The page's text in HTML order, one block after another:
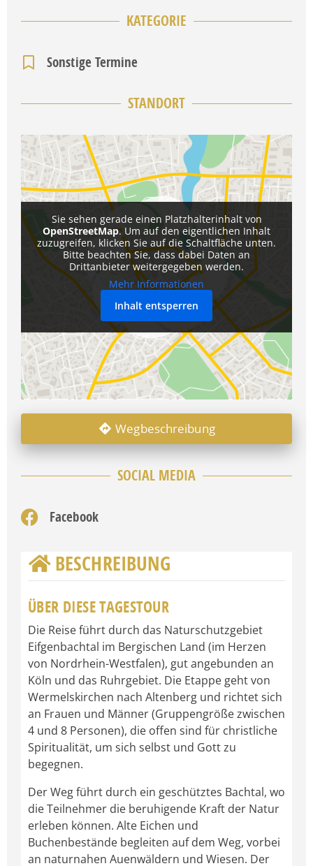
KATEGORIE
Sonstige Termine
STANDORT
Sie sehen gerade einen Platzhalterinhalt von
OpenStreetMap. Um auf den eigentlichen Inhalt
zuzugreifen, klicken Sie auf die Schaltfläche unten.
Bitte beachten Sie, dass dabei Daten an
Drittanbieter weitergegeben werden.
Mehr Informationen
Inhalt entsperren
Wegbeschreibung
SOCIAL MEDIA
Facebook
BESCHREIBUNG
ÜBER DIESE TAGESTOUR
Die Reise führt durch das Naturschutzgebiet
Eifgenbachtal im Bergischen Land (im Herzen
von Nordrhein-Westfalen), gut angebunden an
Köln und das Ruhrgebiet. Die Etappe geht von
Wermelskirchen nach Altenberg und richtet sich
an Frauen und Männer (Gruppengröße zwischen
4 und 8 Personen), die offen sind für christliche
Spiritualität, um sich selbst und Gott zu
begegnen.
Der Weg führt durch ein geschütztes Bachtal, wo
die Teilnehmer die beruhigende Kraft der Natur
erleben können. Alte Eichen und
Buchenbestände begleiten auf dem Weg, vorbei
an naturnahen Auenwäldern und Wiesen. Der